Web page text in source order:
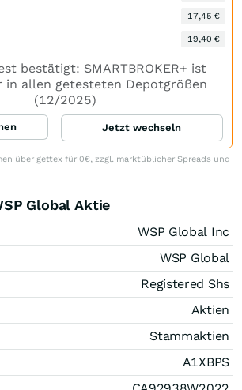
17,45 €
19,40 €
bestätigt: SMARTBROKER+ ist
in allen getesteten Depotgrößen
(12/2025)
Jetzt wechseln
über gettex für 0€, zzgl. marktüblicher Spreads und
Global Aktie
WSP Global Inc
WSP Global
Registered Shs
Aktien
Stammaktien
A1XBPS